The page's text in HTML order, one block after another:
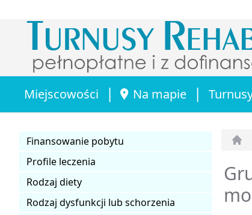
Miejscowości | Na mapie |
Finansowanie pobytu
Profile leczenia
Rodzaj diety
Rodzaj dysfunkcji lub schorzenia